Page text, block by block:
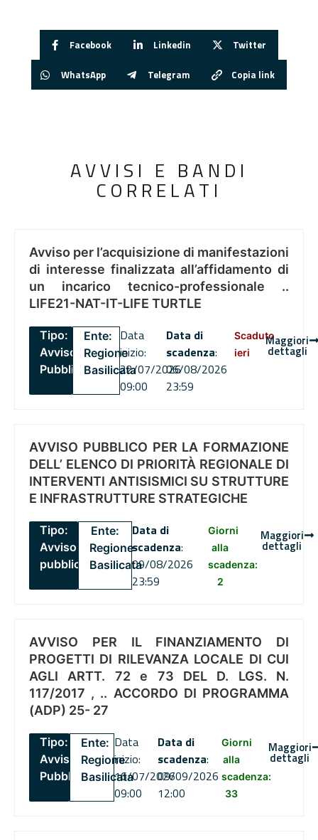
Facebook Linkedin Twitter
WhatsApp Telegram Copia link
AVVISI E BANDI
CORRELATI
Avviso per l’acquisizione di manifestazioni
di interesse finalizzata all’affidamento di
un incarico tecnico-professionale ..
LIFE21-NAT-IT-LIFE TURTLE
Tipo:
Avviso
Pubblico
Ente:
Regione
Basilicata
Data
inizio:
22/07/2026
09:00
Data di
scadenza:
06/08/2026
23:59
Scaduto
ieri
Maggiori
dettagli
AVVISO PUBBLICO PER LA FORMAZIONE
DELL’ ELENCO DI PRIORITÀ REGIONALE DI
INTERVENTI ANTISISMICI SU STRUTTURE
E INFRASTRUTTURE STRATEGICHE
Tipo:
Avviso
pubblico
Ente:
Regione
Basilicata
Data di
scadenza:
09/08/2026
23:59
Giorni
alla
scadenza:
2
Maggiori
dettagli
AVVISO PER IL FINANZIAMENTO DI
PROGETTI DI RILEVANZA LOCALE DI CUI
AGLI ARTT. 72 e 73 DEL D. LGS. N.
117/2017 , .. ACCORDO DI PROGRAMMA
(ADP) 25- 27
Tipo:
Avviso
Pubblico
Ente:
Regione
Basilicata
Data
inizio:
16/07/2026
09:00
Data di
scadenza:
09/09/2026
12:00
Giorni
alla
scadenza:
33
Maggiori
dettagli